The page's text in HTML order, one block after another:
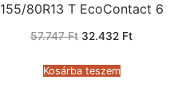
155/80R13 T EcoContact 6
57.747Ft Original
57.747 Ft.
32.432 FtCurrent
Kosárba teszem